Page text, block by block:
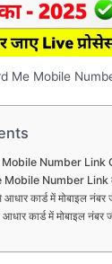
Me Mobile
Number Link
Number Link
कार्ड में मोबाइल नंबर
कार्ड में मोबाइल नंबर